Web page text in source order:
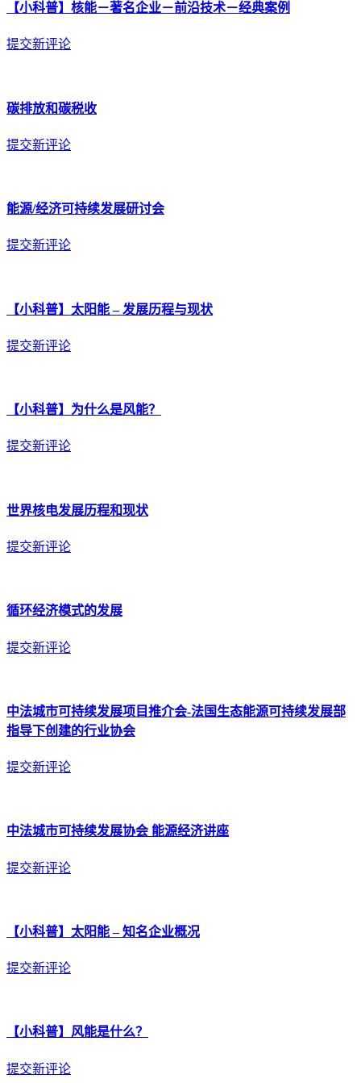
【小科普】核能－著名企业－前沿技术－经典案例
提交新评论
碳排放和碳税收
提交新评论
能源/经济可持续发展研讨会
提交新评论
【小科普】太阳能 – 发展历程与现状
提交新评论
【小科普】为什么是风能？
提交新评论
世界核电发展历程和现状
提交新评论
循环经济模式的发展
提交新评论
中法城市可持续发展项目推介会-法国生态能源可持续发展部
指导下创建的行业协会
提交新评论
中法城市可持续发展协会 能源经济讲座
提交新评论
【小科普】太阳能 – 知名企业概况
提交新评论
【小科普】风能是什么？
提交新评论